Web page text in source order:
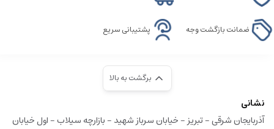
ضمانت بازگشت وجه پشتیبانی سریع
برگشت به بالا
نشانی
آذربایجان شرقی - تبریز - خیابان سرباز شهید - بازارچه سیلاب - اول خیابان